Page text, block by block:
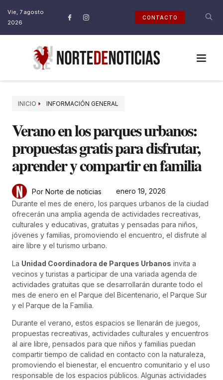
Vie, 7 agosto
2026
CONTACTO
INICIO INFORMACIÓN GENERAL
Verano en los parques urbanos:
propuestas gratis para disfrutar,
aprender y compartir en familia
Por Norte de noticias
enero 19, 2026
Durante el mes de enero, los parques urbanos de la ciudad
ofrecerán una amplia agenda de actividades recreativas,
culturales y educativas, gratuitas y pensadas para niños,
jóvenes y familias, promoviendo el encuentro, el disfrute al
aire libre y el turismo urbano.
La Unidad Coordinadora de Parques Urbanos invita a
vecinos y turistas a participar de una variada agenda de
actividades gratuitas que se desarrollarán durante todo el
mes de enero en el Parque del Bicentenario, el Parque Sur
y el Parque de la Familia.
Durante el verano, estos espacios se llenarán de juegos,
propuestas recreativas, actividades culturales y encuentros
al aire libre, pensados para que niños y familias puedan
compartir tiempo de calidad en contacto con la naturaleza,
promoviendo el bienestar, el encuentro comunitario y el uso
responsable de los espacios públicos. Algunas actividades